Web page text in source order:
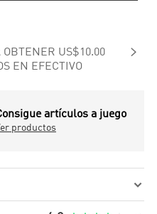
OBTENER US$10.00
EN EFECTIVO

artículos a juego
productos
